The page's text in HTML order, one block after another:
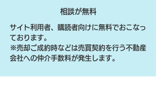
相談が無料
サイト利用者、購読者向けに無料でおこなっ
ております。
​※売却ご成約時などは売買契約を行う不動産
会社への仲介手数料が発生します。